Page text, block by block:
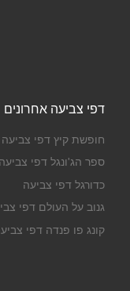
דפי צביעה אחרונים
חופשת קיץ דפי צביעה
ספר הג'ונגל דפי צביעה
כדורגל דפי צביעה
גנוב על העולם דפי
קונג פו פנדה דפי